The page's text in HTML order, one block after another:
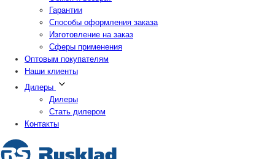
Гарантии
Способы оформления заказа
Изготовление на заказ
Сферы применения
Оптовым покупателям
Наши клиенты
Дилеры
Дилеры
Стать дилером
Контакты